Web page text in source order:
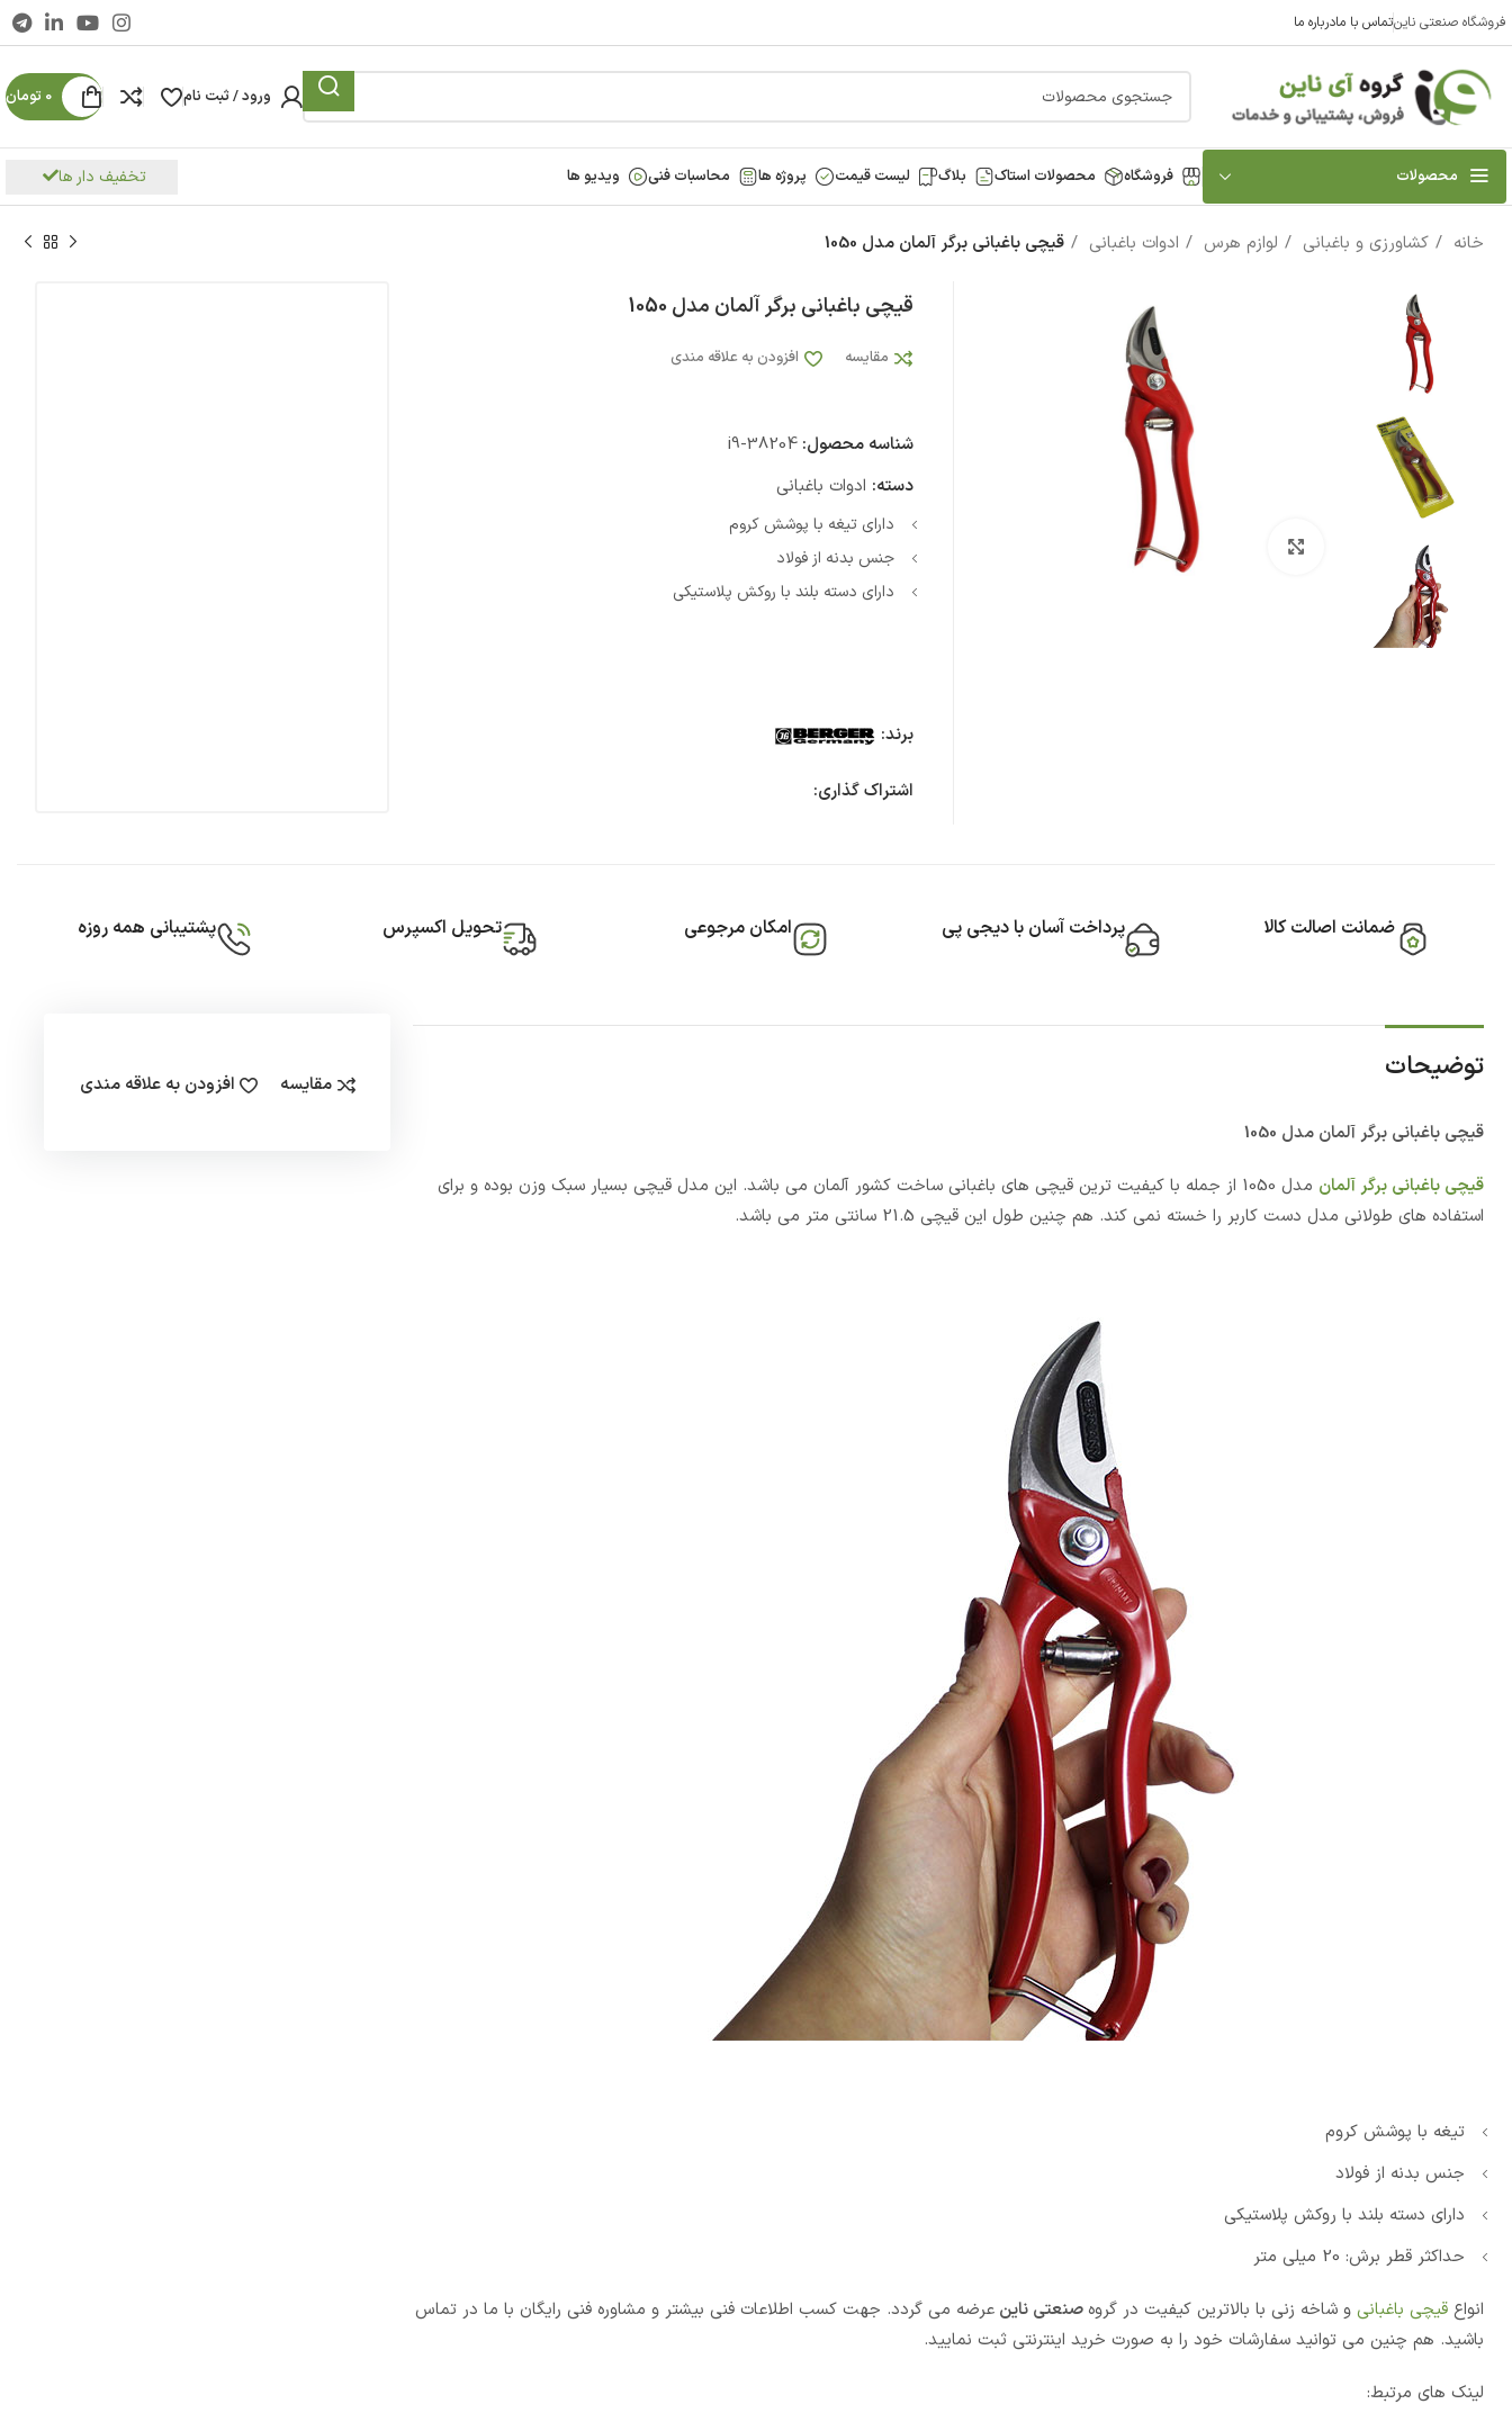
فروشگاه صنعتی ناینتماس با مادرباره ما
ورود / ثبت نام 0 تومان
محصولات فروشگاه محصولات استاک بلاگ لیست قیمت پروژه ها محاسبات فنی ویدیو ها تخفیف دار ها
خانه کشاورزی و باغبانی لوازم هرس ادوات باغبانی قیچی باغبانی برگر آلمان مدل 1050
بزرگنمایی تصویر
قیچی باغبانی برگر آلمان مدل 1050
مقایسه افزودن به علاقه مندی
شناسه محصول:i9-38204
دسته: ادوات باغبانی
دارای تیغه با پوشش کروم
جنس بدنه از فولاد
دارای دسته بلند با روکش پلاستیکی
برند:
اشتراک گذاری:
ضمانت اصالت کالا پرداخت آسان با دیجی پی امکان مرجوعی تحویل اکسپرس پشتیبانی همه روزه
توضیحات
قیچی باغبانی برگر آلمان مدل 1050
قیچی باغبانی برگر آلمان
مدل 1050 از جمله با کیفیت ترین قیچی های باغبانی ساخت کشور آلمان می باشد. این مدل قیچی بسیار سبک وزن بوده و برای
استفاده های طولانی مدل دست کاربر را خسته نمی کند. هم چنین طول این قیچی 21.5 سانتی متر می باشد.
تیغه با پوشش کروم
جنس بدنه از فولاد
دارای دسته بلند با روکش پلاستیکی
حداکثر قطر برش: 20 میلی متر
انواع قیچی باغبانی و شاخه زنی با بالاترین کیفیت در گروهصنعتی ناین عرضه می گردد. جهت کسب اطلاعات فنی بیشتر و مشاوره فنی رایگان با ما در تماس
باشید. هم چنین می توانید سفارشات خود را به صورت خرید اینترنتی ثبت نمایید.
لینک های مرتبط:
مقایسه افزودن به علاقه مندی